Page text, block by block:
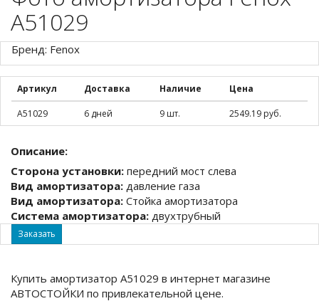
A51029
Бренд: Fenox
Артикул Доставка Наличие Цена
A51029 6 дней 9 шт. 2549.19 руб.
Описание:
Сторона установки: передний мост слева
Вид амортизатора: давление газа
Вид амортизатора: Стойка амортизатора
Система амортизатора: двухтрубный
Заказать
Купить амортизатор A51029 в интернет магазине
АВТОСТОЙКИ по привлекательной цене.